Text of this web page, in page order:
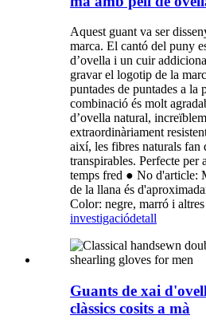
Aquest guant va ser
marca. El cantó del puny
d’ovella i un cuir
gravar el logotip de la
puntades de puntades a la
combinació és molt
d’ovella natural,
extraordinàriament
així, les fibres naturals fan
transpirables. Perfecte per
temps fred ● No d'article:
de la llana és
Color: negre, marró i
investigaciódetall
Guants de xai
clàssics cosits a mà